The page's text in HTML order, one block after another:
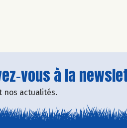
vous à la
nos actualités.